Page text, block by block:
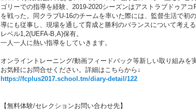
ゴリーでの指導を経験、2019-2020シーズンはアストラブドゥア
を戦った。同クラブU-16のチームを率いた際には、監督生活で初
導にも従事し、現場を通して育成と勝利のバランスについて考え
レベル1,2(UEFA-B,A)保有。
一人一人に熱い指導をしていきます。
オンライントレーニング/動画フィードバック等新しい取り組みを
お気軽にお問合せください。詳細はこちらから↓
https://fcplus2017.school.tm/diary-detail/122
【無料体験/セレクションお問い合わせ先】